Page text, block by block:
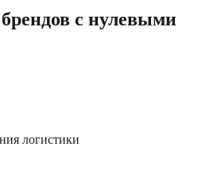
с нулевыми
логистики